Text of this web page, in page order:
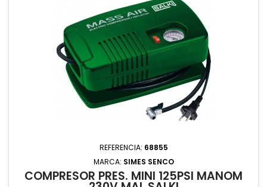
REFERENCIA: 68855
MARCA: SIMES SENCO
COMPRESOR PRES. MINI 125PSI MANOM